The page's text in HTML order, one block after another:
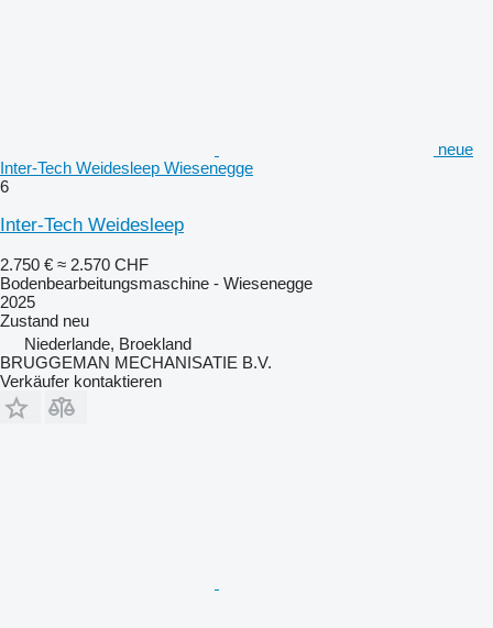
neue
Inter-Tech Weidesleep Wiesenegge
6
Inter-Tech Weidesleep
2.750 € ≈ 2.570 CHF
Bodenbearbeitungsmaschine - Wiesenegge
2025
Zustand neu
Niederlande, Broekland
BRUGGEMAN MECHANISATIE B.V.
Verkäufer kontaktieren